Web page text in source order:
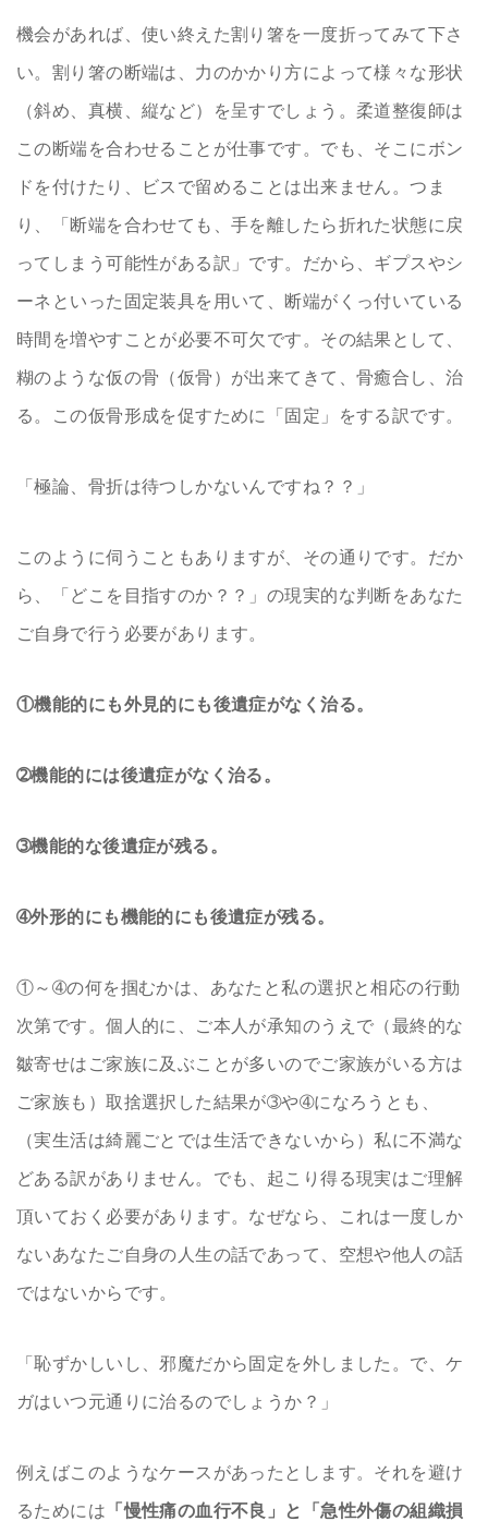
機会があれば、使い終えた割り箸を一度折ってみて下さ
い。割り箸の断端は、力のかかり方によって様々な形状
（斜め、真横、縦など）を呈すでしょう。柔道整復師は
この断端を合わせることが仕事です。でも、そこにボン
ドを付けたり、ビスで留めることは出来ません。つま
り、「断端を合わせても、手を離したら折れた状態に戻
ってしまう可能性がある訳」です。だから、ギプスやシ
ーネといった固定装具を用いて、断端がくっ付いている
時間を増やすことが必要不可欠です。その結果として、
糊のような仮の骨（仮骨）が出来てきて、骨癒合し、治
る。この仮骨形成を促すために「固定」をする訳です。
「極論、骨折は待つしかないんですね？？」
このように伺うこともありますが、その通りです。だか
ら、「どこを目指すのか？？」の現実的な判断をあなた
ご自身で行う必要があります。
①機能的にも外見的にも後遺症がなく治る。
➁機能的には後遺症がなく治る。
➂機能的な後遺症が残る。
➃外形的にも機能的にも後遺症が残る。
①～➃の何を掴むかは、あなたと私の選択と相応の行動
次第です。個人的に、ご本人が承知のうえで（最終的な
皺寄せはご家族に及ぶことが多いのでご家族がいる方は
ご家族も）取捨選択した結果が➂や➃になろうとも、
（実生活は綺麗ごとでは生活できないから）私に不満な
どある訳がありません。でも、起こり得る現実はご理解
頂いておく必要があります。なぜなら、これは一度しか
ないあなたご自身の人生の話であって、空想や他人の話
ではないからです。
「恥ずかしいし、邪魔だから固定を外しました。で、ケ
ガはいつ元通りに治るのでしょうか？」
例えばこのようなケースがあったとします。それを避け
るためには 「慢性痛の血行不良」と「急性外傷の組織損